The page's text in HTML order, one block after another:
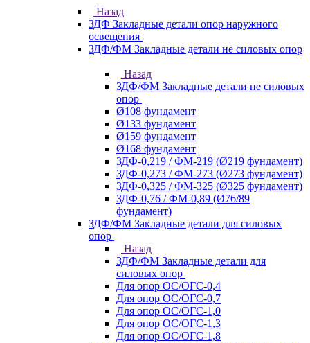
Назад
ЗДФ Закладные детали опор наружного
освещения
ЗДФ/ФМ Закладные детали не силовых опор
Назад
ЗДФ/ФМ Закладные детали не силовых
опор
Ø108 фундамент
Ø133 фундамент
Ø159 фундамент
Ø168 фундамент
ЗДФ-0,219 / ФМ-219 (Ø219 фундамент)
ЗДФ-0,273 / ФМ-273 (Ø273 фундамент)
ЗДФ-0,325 / ФМ-325 (Ø325 фундамент)
ЗДФ-0,76 / ФМ-0,89 (Ø76/89
фундамент)
ЗДФ/ФМ Закладные детали для силовых
опор
Назад
ЗДФ/ФМ Закладные детали для
силовых опор
Для опор ОС/ОГС-0,4
Для опор ОС/ОГС-0,7
Для опор ОС/ОГС-1,0
Для опор ОС/ОГС-1,3
Для опор ОС/ОГС-1,8